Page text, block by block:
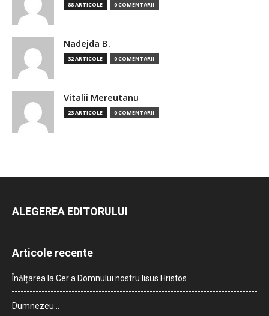
88 ARTICOLE 0 COMENTARII
Nadejda B.
32 ARTICOLE 0 COMENTARII
Vitalii Mereutanu
23 ARTICOLE 0 COMENTARII
ALEGEREA EDITORULUI
Articole recente
Înălțarea la Cer a Domnului nostru Iisus Hristos
Dumnezeu…